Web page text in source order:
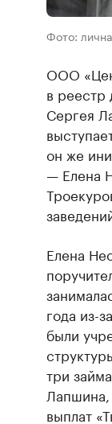
Фото:
ООО
в реестр
Сергея
он же
— Елена
Елена
года из-
были
три
Лапшина,
выплат